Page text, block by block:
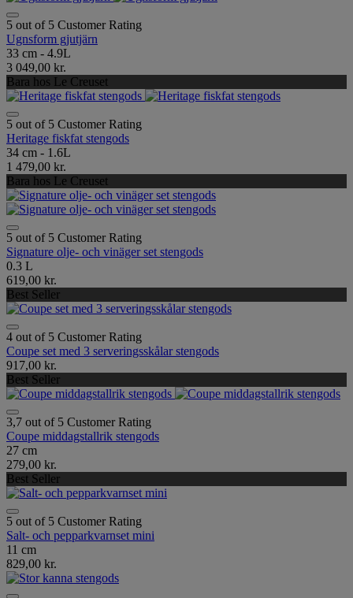
5 out of 5 Customer Rating
Ugnsform gjutjärn
33 cm - 4.9L
3 049,00 kr.
Bara hos Le Creuset
5 out of 5 Customer Rating
Heritage fiskfat stengods
34 cm - 1.6L
1 479,00 kr.
Bara hos Le Creuset
5 out of 5 Customer Rating
Signature olje- och vinäger set stengods
0.3 L
619,00 kr.
Best Seller
4 out of 5 Customer Rating
Coupe set med 3 serveringsskålar stengods
917,00 kr.
Best Seller
3,7 out of 5 Customer Rating
Coupe middagstallrik stengods
27 cm
279,00 kr.
Best Seller
5 out of 5 Customer Rating
Salt- och pepparkvarnset mini
11 cm
829,00 kr.